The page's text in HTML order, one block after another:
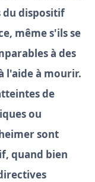
du dispositif
même s'ils se
à des
l'aide à mourir.
de
ou
sont
quand bien